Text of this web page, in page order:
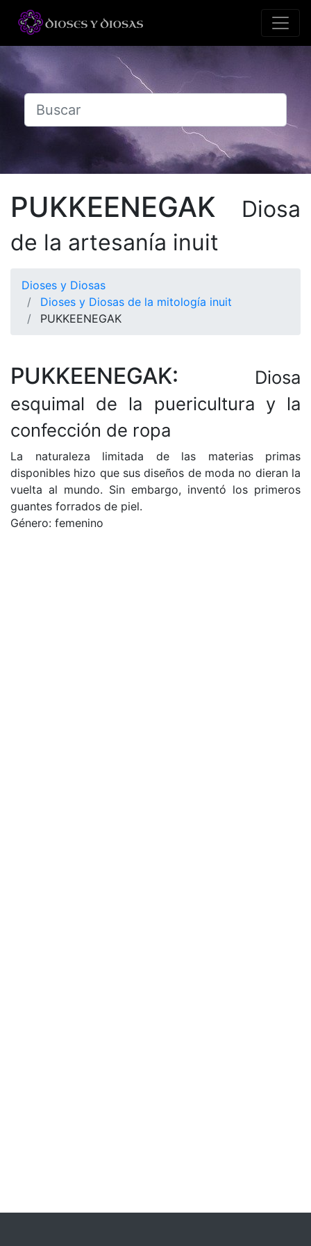
PUKKEENEGAK
Diosa
de la artesanía inuit
Dioses y Diosas
Dioses y Diosas de la mitología inuit
PUKKEENEGAK
PUKKEENEGAK:
Diosa
esquimal de la puericultura y la
confección de ropa
La naturaleza limitada de las materias primas
disponibles hizo que sus diseños de moda no dieran la
vuelta al mundo. Sin embargo, inventó los primeros
guantes forrados de piel.
Género: femenino